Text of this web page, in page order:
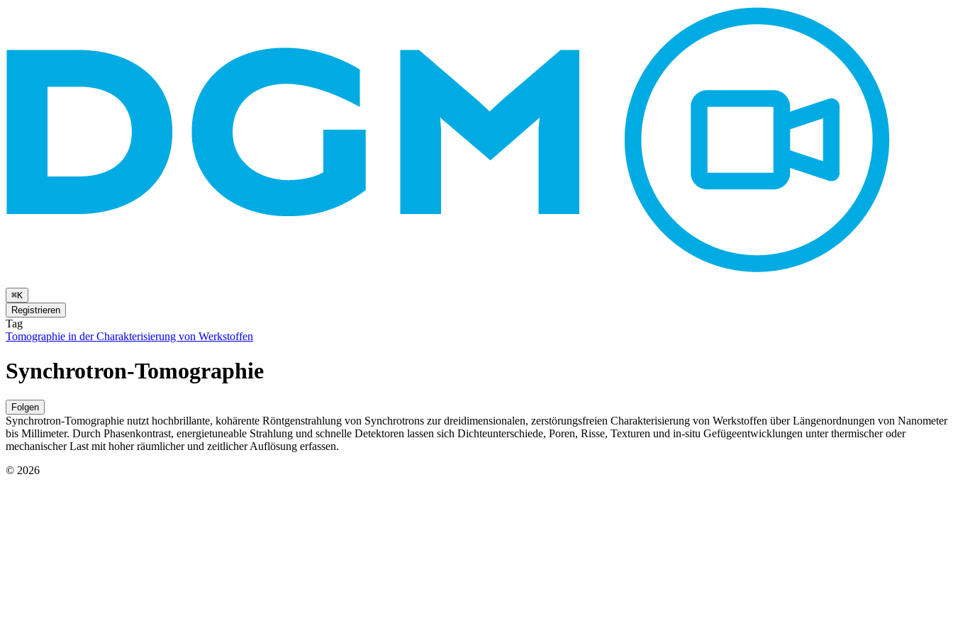
⌘K
Registrieren
Tag
Tomographie in der Charakterisierung von Werkstoffen
Synchrotron-Tomographie
Folgen
Synchrotron-Tomographie nutzt hochbrillante, kohärente Röntgenstrahlung von Synchrotrons zur dreidimensionalen, zerstörungsfreien Charakterisierung von Werkstoffen über Längenordnungen von Nanometer
bis Millimeter. Durch Phasenkontrast, energietuneable Strahlung und schnelle Detektoren lassen sich Dichteunterschiede, Poren, Risse, Texturen und in-situ Gefügeentwicklungen unter thermischer oder
mechanischer Last mit hoher räumlicher und zeitlicher Auflösung erfassen.
© 2026